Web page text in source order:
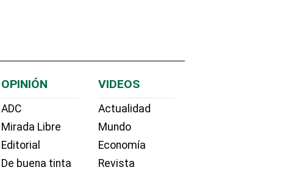
OPINIÓN
ADC
Mirada Libre
Editorial
De buena tinta
VIDEOS
Actualidad
Mundo
Economía
Revista